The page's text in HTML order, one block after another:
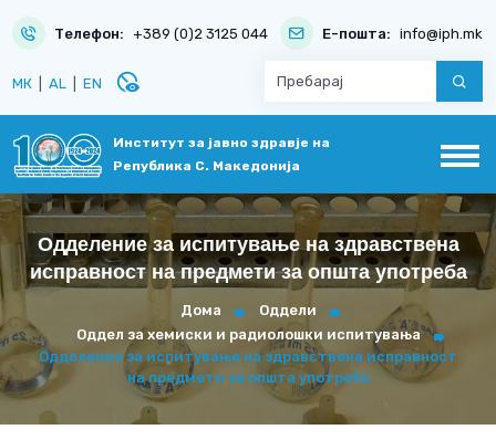
Телефон: +389 (0)2 3125 044 Е-пошта: info@iph.mk
МК AL EN disabled_visible
Институт за јавно здравје на
Република С. Македонија
Одделение за испитување на здравствена
исправност на предмети за општа употреба
Дома
Оддели
Оддел за хемиски и радиолошки испитувања
Одделение за испитување на здравствена исправност
на предмети за општа употреба